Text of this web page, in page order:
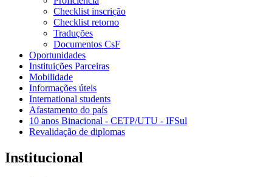
Checklist inscrição
Checklist retorno
Traduções
Documentos CsF
Oportunidades
Instituições Parceiras
Mobilidade
Informações úteis
International students
Afastamento do país
10 anos Binacional - CETP/UTU - IFSul
Revalidação de diplomas
Institucional